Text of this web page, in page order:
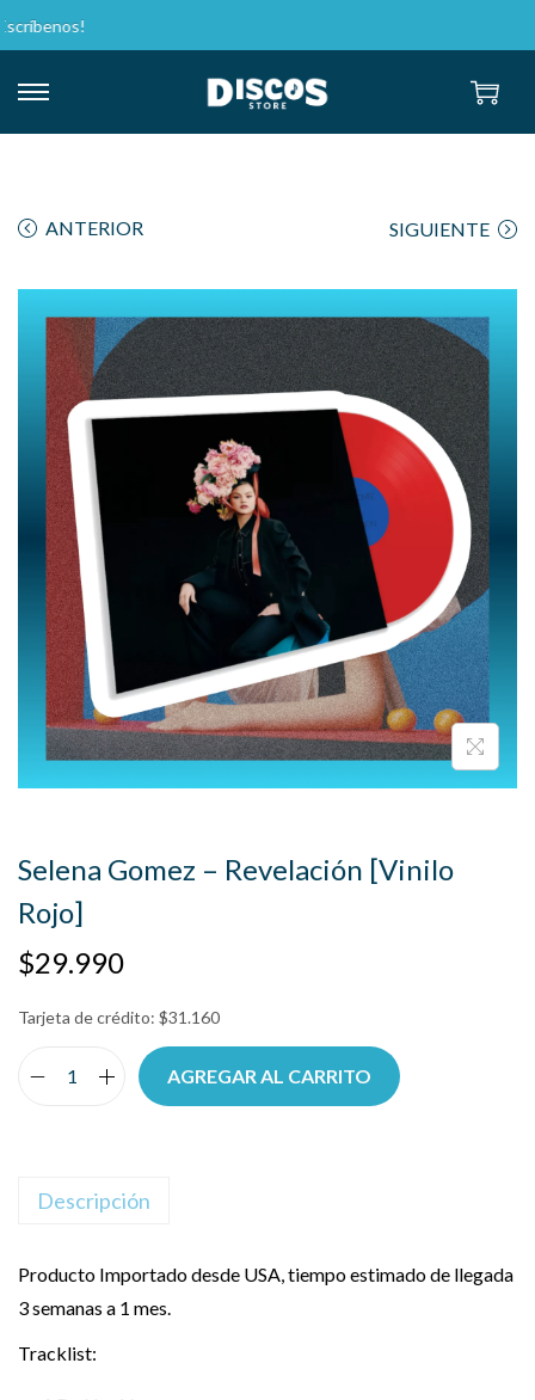
ANTERIOR SIGUIENTE
Selena Gomez – Revelación [Vinilo
Rojo]
$29.990
Tarjeta de crédito: $31.160
AGREGAR AL CARRITO
Descripción
Producto Importado desde USA, tiempo estimado de llegada
3 semanas a 1 mes.
Tracklist: